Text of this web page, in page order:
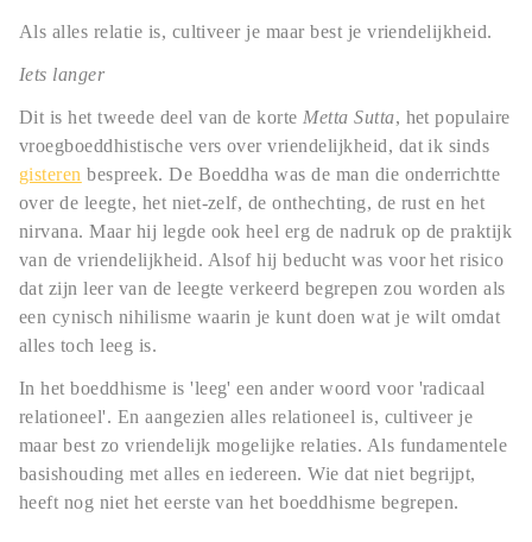
Als alles relatie is, cultiveer je maar best je vriendelijkheid.
Iets langer
Dit is het tweede deel van de korte Metta Sutta, het populaire
vroegboeddhistische vers over vriendelijkheid, dat ik sinds
gisteren bespreek. De Boeddha was de man die onderrichtte
over de leegte, het niet-zelf, de onthechting, de rust en het
nirvana. Maar hij legde ook heel erg de nadruk op de praktijk
van de vriendelijkheid. Alsof hij beducht was voor het risico
dat zijn leer van de leegte verkeerd begrepen zou worden als
een cynisch nihilisme waarin je kunt doen wat je wilt omdat
alles toch leeg is.
In het boeddhisme is 'leeg' een ander woord voor 'radicaal
relationeel'. En aangezien alles relationeel is, cultiveer je
maar best zo vriendelijk mogelijke relaties. Als fundamentele
basishouding met alles en iedereen. Wie dat niet begrijpt,
heeft nog niet het eerste van het boeddhisme begrepen.